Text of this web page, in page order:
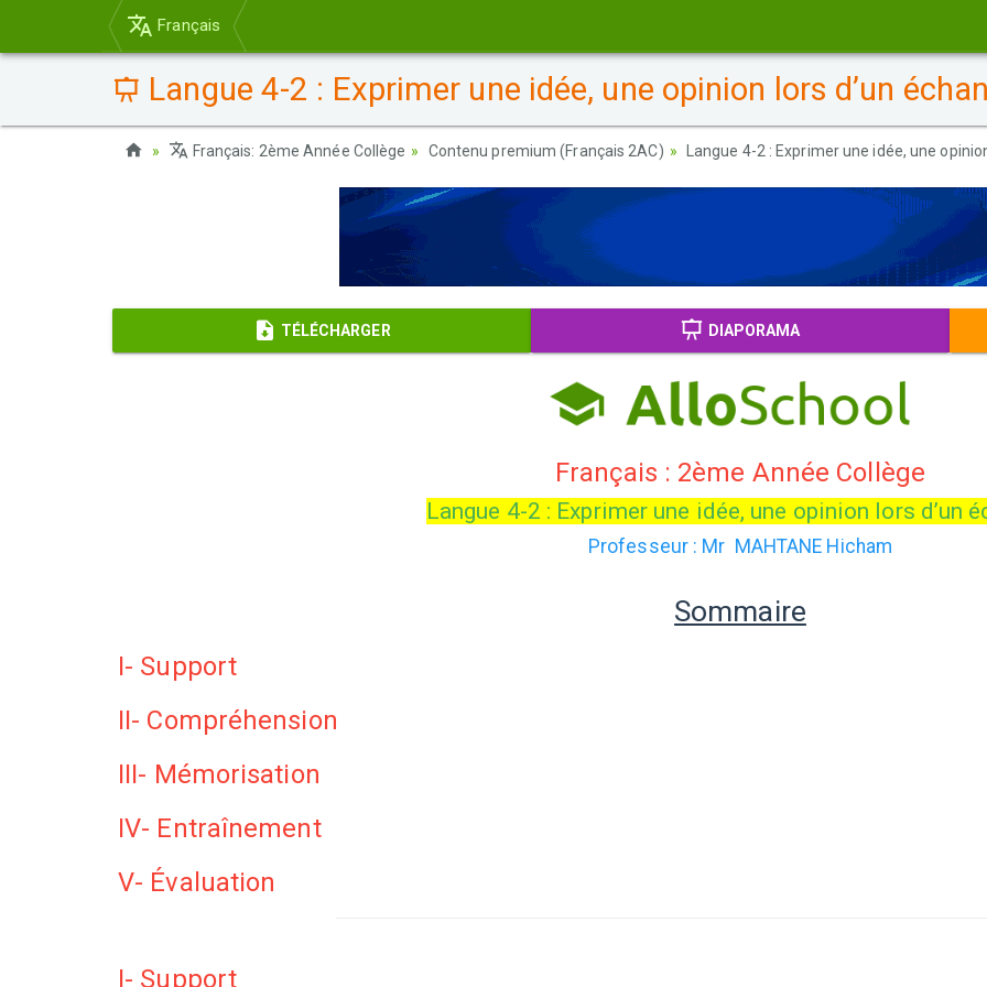
Français
Langue 4-2 : Exprimer une idée, une opinion lors d’un
Français: 2ème Année Collège Contenu premium (Français 2AC) Langue 4-2 : Exprimer une idée, une
TÉLÉCHARGER DIAPORAMA
Français : 2ème Année Collège
Langue 4-2 : Exprimer une idée, une opinion lors d’un
Professeur : Mr MAHTANE Hicham
Sommaire
I- Support
II- Compréhension
III- Mémorisation
IV- Entraînement
V- Évaluation
I- Support